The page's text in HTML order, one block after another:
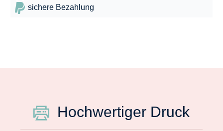
sichere Bezahlung
Hochwertiger Druck